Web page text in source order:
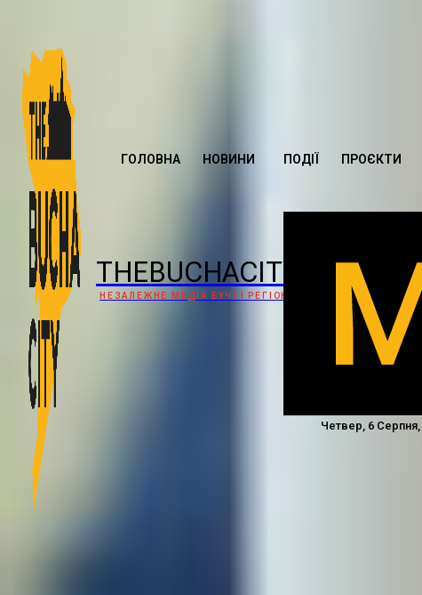
THEBUCHACITY
НЕЗАЛЕЖНЕ МЕДІА БУЧІ І РЕГІОНУ
ГОЛОВНА НОВИНИ ПОДІЇ ПРОЄКТИ
Четвер, 6 Серпня,